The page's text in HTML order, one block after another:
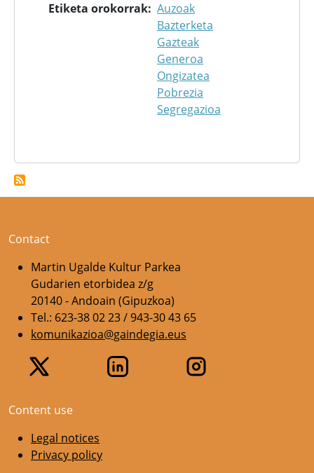
Etiketa orokorrak Auzoak
Bazterketa
Gazteak
Generoa
Ongizatea
Pobrezia
Segregazioa
Contact
Martin Ugalde Kultur Parkea
Gudarien etorbidea z/g
20140 - Andoain (Gipuzkoa)
Tel.: 623-38 02 23 / 943-30 43 65
komunikazioa@gaindegia.eus
Content use
Legal notices
Privacy policy